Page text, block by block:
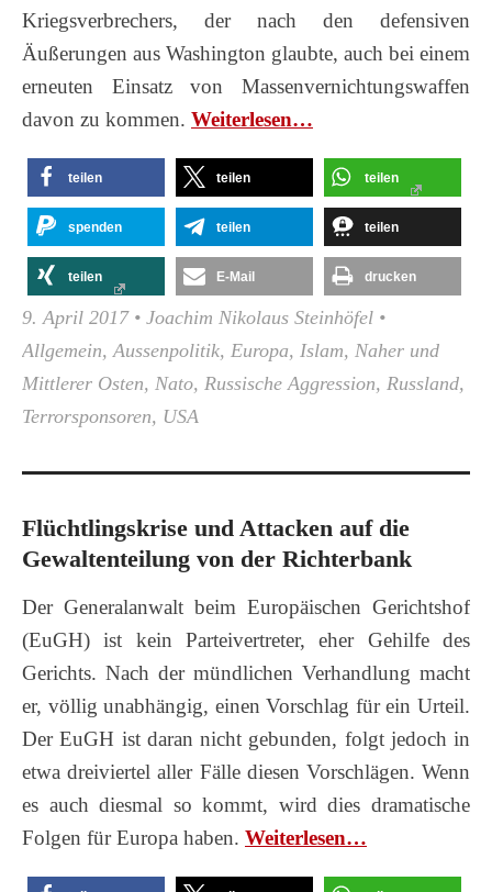
Kriegsverbrechers, der nach den defensiven
Äußerungen aus Washington glaubte, auch bei einem
erneuten Einsatz von Massenvernichtungswaffen
davon zu kommen. Wei­ter­le­sen…
teilen teilen teilen
spenden teilen teilen
teilen E-Mail drucken
9. April 2017• Joachim Nikolaus Steinhöfel •
Allgemein,Aussenpolitik, Europa, Islam, Naher und
Mittlerer Osten, Nato, Russische Aggression, Russland,
Terrorsponsoren, USA
Flüchtlingskrise und Attacken auf die
Gewaltenteilung von der Richterbank
Der Generalanwalt beim Europäischen Gerichtshof
(EuGH) ist kein Parteivertreter, eher Gehilfe des
Gerichts. Nach der mündlichen Verhandlung macht
er, völlig unabhängig, einen Vorschlag für ein Urteil.
Der EuGH ist daran nicht gebunden, folgt jedoch in
etwa dreiviertel aller Fälle diesen Vorschlägen. Wenn
es auch diesmal so kommt, wird dies dramatische
Folgen für Europa haben. Wei­ter­le­sen…